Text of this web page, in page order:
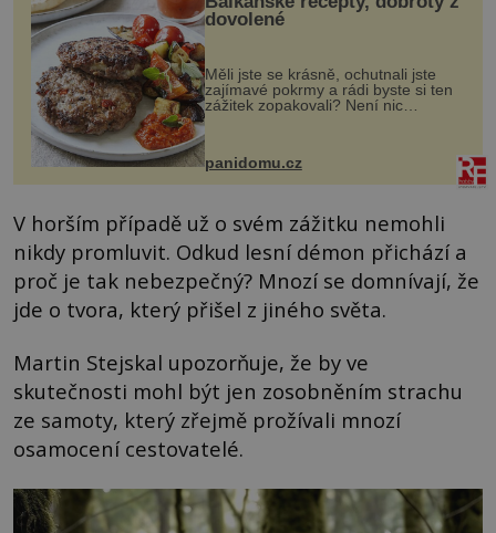
dovolené
Měli jste se krásně, ochutnali jste
zajímavé pokrmy a rádi byste si ten
zážitek zopakovali? Není nic
snazšího. Pljeskavica (10 porcí)
Možná jste ji ochutnali na dovolené v
panidomu.cz
V horším případě už o svém zážitku nemohli
nikdy promluvit. Odkud lesní démon přichází a
proč je tak nebezpečný? Mnozí se domnívají, že
jde o tvora, který přišel z jiného světa.
Martin Stejskal upozorňuje, že by ve
skutečnosti mohl být jen zosobněním strachu
ze samoty, který zřejmě prožívali mnozí
osamocení cestovatelé.